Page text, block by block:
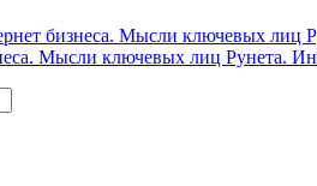
Мысли ключевых лиц Рунета.